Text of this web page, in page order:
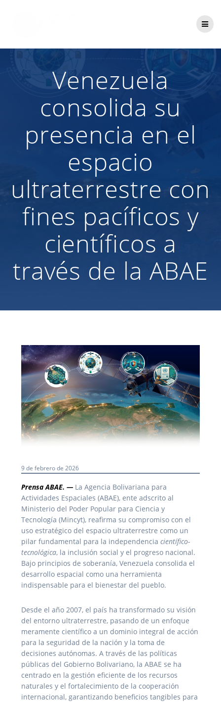
Venezuela
consolida su
presencia en el
espacio
ultraterrestre con
fines pacíficos y
científicos a
través de la ABAE
9 de febrero de 2026
Prensa ABAE. — La Agencia Bolivariana para
Actividades Espaciales (ABAE), ente adscrito al
Ministerio del Poder Popular para Ciencia y
Tecnología (Mincyt), reafirma su compromiso con el
uso estratégico del espacio ultraterrestre como un
pilar fundamental para la independencia científico-
tecnológica, la inclusión social y el progreso nacional.
Bajo principios de soberanía, Venezuela consolida el
desarrollo espacial como una herramienta
indispensable para el bienestar del pueblo.
Desde el año 2007, el país ha transformado su visión
del entorno ultraterrestre, pasando de un enfoque
meramente científico a un dominio integral de acción
para la seguridad de la nación y la toma de
decisiones autónomas. A través de las políticas
públicas del Gobierno Bolivariano, la ABAE se ha
centrado en la gestión eficiente de los recursos
naturales y el fortalecimiento de la cooperación
internacional, garantizando beneficios tangibles para